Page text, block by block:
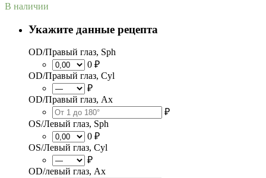
В наличии
Укажите данные рецепта
OD/Правый глаз, Sph
0 ₽
OD/Правый глаз, Cyl
₽
OD/Правый глаз, Ax
₽
OS/Левый глаз, Sph
0 ₽
OS/Левый глаз, Cyl
₽
OD/левый глаз, Ax